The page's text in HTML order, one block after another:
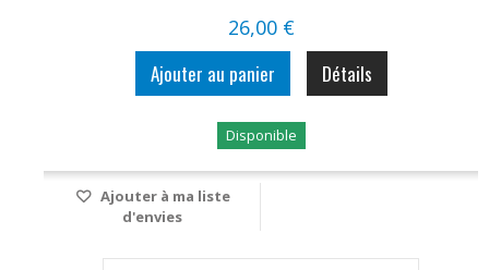
26,00 €
Ajouter au panier Détails
Disponible
Ajouter à ma liste
d'envies